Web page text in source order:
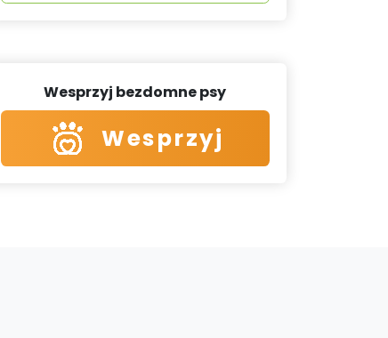
Wesprzyj bezdomne psy
Wesprzyj